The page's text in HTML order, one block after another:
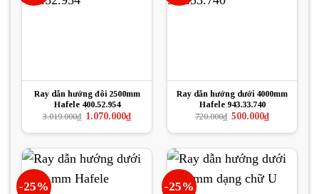
Ray dẫn hướng đôi 2500mm
Hafele 400.52.954
3.019.000₫ Giá
là:
1.070.000₫Giá
hiện
tại
1.070.000₫.
Ray dẫn hướng dưới 4000mm
Hafele 943.33.740
720.000₫ Giá
là:
500.000₫Giá
hiện
tại
500.000₫.
-25% -25%